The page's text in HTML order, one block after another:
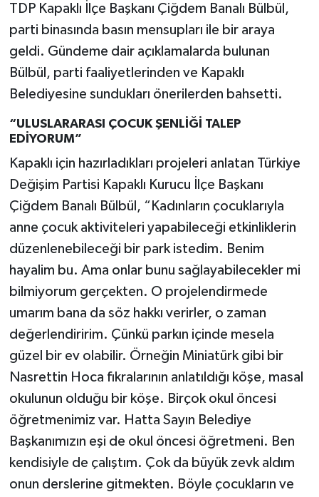
TDP Kapaklı İlçe Başkanı Çiğdem Banalı Bülbül,
parti binasında basın mensupları ile bir araya
geldi. Gündeme dair açıklamalarda bulunan
Bülbül, parti faaliyetlerinden ve Kapaklı
Belediyesine sundukları önerilerden bahsetti.
“ULUSLARARASI ÇOCUK ŞENLİĞİ TALEP
EDİYORUM”
Kapaklı için hazırladıkları projeleri anlatan Türkiye
Değişim Partisi Kapaklı Kurucu İlçe Başkanı
Çiğdem Banalı Bülbül, “Kadınların çocuklarıyla
anne çocuk aktiviteleri yapabileceği etkinliklerin
düzenlenebileceği bir park istedim. Benim
hayalim bu. Ama onlar bunu sağlayabilecekler mi
bilmiyorum gerçekten. O projelendirmede
umarım bana da söz hakkı verirler, o zaman
değerlendiririm. Çünkü parkın içinde mesela
güzel bir ev olabilir. Örneğin Miniatürk gibi bir
Nasrettin Hoca fıkralarının anlatıldığı köşe, masal
okulunun olduğu bir köşe. Birçok okul öncesi
öğretmenimiz var. Hatta Sayın Belediye
Başkanımızın eşi de okul öncesi öğretmeni. Ben
kendisiyle de çalıştım. Çok da büyük zevk aldım
onun derslerine gitmekten. Böyle çocukların ve